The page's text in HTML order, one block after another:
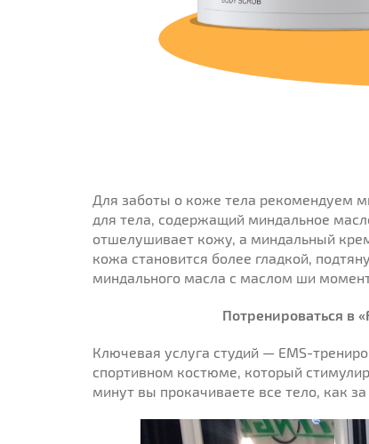
Для заботы о коже тела рекомендуем
для тела, содержащий миндальное
отшелушивает кожу, а миндальный
кожа становится более гладкой,
миндального масла с маслом ши
Потренироваться в
Ключевая услуга студий — EMS-
спортивном костюме, который
минут вы прокачиваете все тело, как